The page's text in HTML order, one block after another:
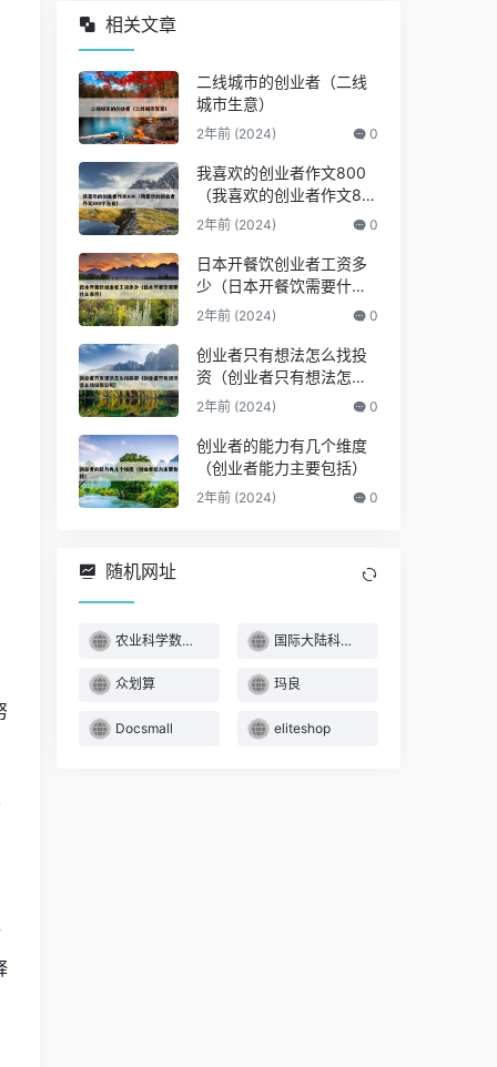
相关文章
二线城市的创业者（二线
城市生意）
2年前 (2024) 0
我喜欢的创业者作文800
（我喜欢的创业者作文80
0字左右）
2年前 (2024) 0
日本开餐饮创业者工资多
少（日本开餐饮需要什么
条件）
2年前 (2024) 0
创业者只有想法怎么找投
资（创业者只有想法怎么
找投资公司）
2年前 (2024) 0
创业者的能力有几个维度
（创业者能力主要包括）
2年前 (2024) 0
随机网址
农业科学数据共享 国际大陆科学钻探
众划算 玛良
Docsmall eliteshop